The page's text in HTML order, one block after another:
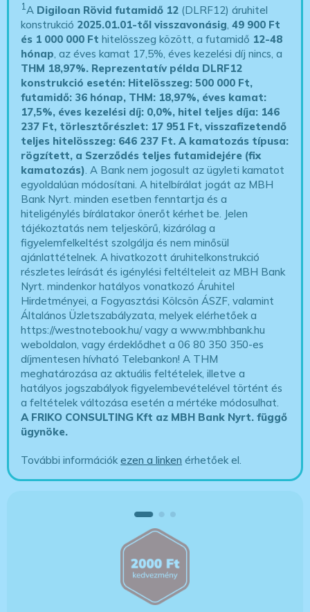
1A Digiloan Rövid futamidő 12 (DLRF12) áruhitel
konstrukció 2025.01.01-től visszavonásig,49 900 Ft
és 1 000 000 Ft hitelösszeg között, a futamidő 12-48
hónap, az éves kamat 17,5%, éves kezelési díj nincs, a
THM 18,97%. Reprezentatív példa DLRF12
konstrukció esetén: Hitelösszeg: 500 000 Ft,
futamidő: 36 hónap, THM: 18,97%, éves kamat:
17,5%, éves kezelési díj: 0,0%, hitel teljes díja: 146
237 Ft, törlesztőrészlet: 17 951 Ft, visszafizetendő
teljes hitelösszeg: 646 237 Ft.A kamatozás típusa:
rögzített, a Szerződés teljes futamidejére (fix
kamatozás). A Bank nem jogosult az ügyleti kamatot
egyoldalúan módosítani. A hitelbírálat jogát az MBH
Bank Nyrt. minden esetben fenntartja és a
hiteligénylés bírálatakor önerőt kérhet be. Jelen
tájékoztatás nem teljeskörű, kizárólag a
figyelemfelkeltést szolgálja és nem minősül
ajánlattételnek. A hivatkozott áruhitelkonstrukció
részletes leírását és igénylési feltélteleit az MBH Bank
Nyrt. mindenkor hatályos vonatkozó Áruhitel
Hirdetményei, a Fogyasztási Kölcsön ÁSZF, valamint
Általános Üzletszabályzata, melyek elérhetőek a
https://westnotebook.hu/vagy a www.mbhbank.hu
weboldalon, vagy érdeklődhet a 06 80 350 350-es
díjmentesen hívható Telebankon! A THM
meghatározása az aktuális feltételek, illetve a
hatályos jogszabályok figyelembevételével történt és
a feltételek változása esetén a mértéke módosulhat.
A FRIKO CONSULTING Kft az MBH Bank Nyrt. függő
ügynöke.
További információkezen a linken érhetőek el.